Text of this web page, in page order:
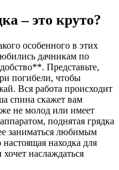
– это круто?
особенного в этих
дачникам по
Представьте,
погибели, чтобы
Вся работа происходит
спина скажет вам
не молод или имеет
поднятая грядка
заниматься любимым
находка для
наслаждаться